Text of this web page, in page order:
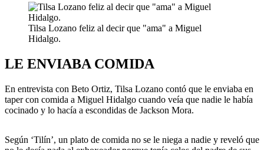
Tilsa Lozano feliz al decir que "ama" a Miguel
Hidalgo.
LE ENVIABA COMIDA
En entrevista con Beto Ortiz, Tilsa Lozano contó que le enviaba en
taper con comida a Miguel Hidalgo cuando veía que nadie le había
cocinado y lo hacía a escondidas de Jackson Mora.
Según ‘Tilín’, un plato de comida no se le niega a nadie y reveló que